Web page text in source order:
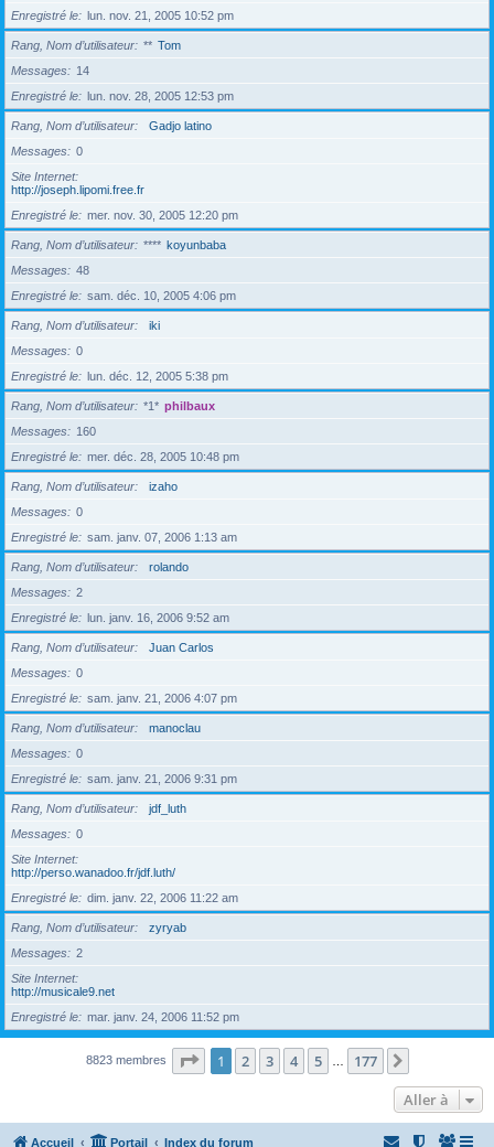
Enregistré le
lun. nov. 21, 2005 10:52 pm
Rang, Nom d’utilisateur ** Tom
Messages
14
Enregistré le
lun. nov. 28, 2005 12:53 pm
Rang, Nom d’utilisateur
Gadjo latino
Messages
0
Site Internet
http://joseph.lipomi.free.fr
Enregistré le
mer. nov. 30, 2005 12:20 pm
Rang, Nom d’utilisateur **** koyunbaba
Messages
48
Enregistré le
sam. déc. 10, 2005 4:06 pm
Rang, Nom d’utilisateur
iki
Messages
0
Enregistré le
lun. déc. 12, 2005 5:38 pm
Rang, Nom d’utilisateur *1* philbaux
Messages
160
Enregistré le
mer. déc. 28, 2005 10:48 pm
Rang, Nom d’utilisateur
izaho
Messages
0
Enregistré le
sam. janv. 07, 2006 1:13 am
Rang, Nom d’utilisateur
rolando
Messages
2
Enregistré le
lun. janv. 16, 2006 9:52 am
Rang, Nom d’utilisateur
Juan Carlos
Messages
0
Enregistré le
sam. janv. 21, 2006 4:07 pm
Rang, Nom d’utilisateur
manoclau
Messages
0
Enregistré le
sam. janv. 21, 2006 9:31 pm
Rang, Nom d’utilisateur
jdf_luth
Messages
0
Site Internet
http://perso.wanadoo.fr/jdf.luth/
Enregistré le
dim. janv. 22, 2006 11:22 am
Rang, Nom d’utilisateur
zyryab
Messages
2
Site Internet
http://musicale9.net
Enregistré le
mar. janv. 24, 2006 11:52 pm
8823 membres Page 1sur177
1 2 3 4 5 177
Aller à
Accueil Portail Index du forum